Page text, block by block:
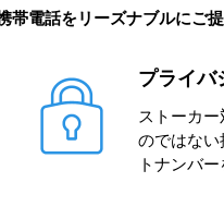
電話をリーズナブルにご提
プライバ
ストーカ
のではな
トナンバ